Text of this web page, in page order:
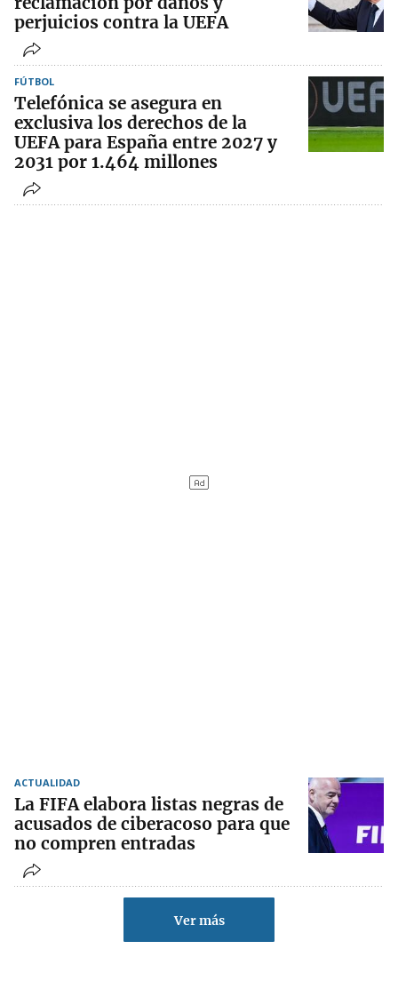
perjuicios contra la UEFA
FÚTBOL
Telefónica se asegura en
exclusiva los derechos de la
UEFA para España entre 2027 y
2031 por 1.464 millones
ACTUALIDAD
La FIFA elabora listas negras de
acusados de ciberacoso para que
no compren entradas
Ver más